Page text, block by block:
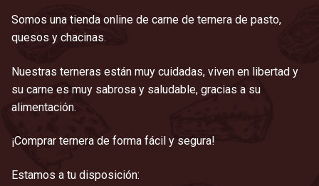
Somos una tienda online de carne de ternera de pasto,
quesos y chacinas.
Nuestras terneras están muy cuidadas, viven en libertad y
su carne es muy sabrosa y saludable, gracias a su
alimentación.
¡Comprar ternera de forma fácil y segura!
Estamos a tu disposición: